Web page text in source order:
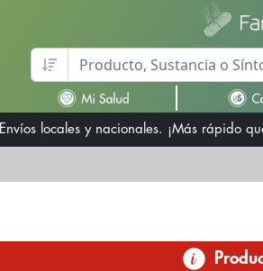
Envíos locales y nacionales. ¡Más rápido